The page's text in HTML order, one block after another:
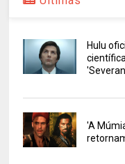
Hulu
'A